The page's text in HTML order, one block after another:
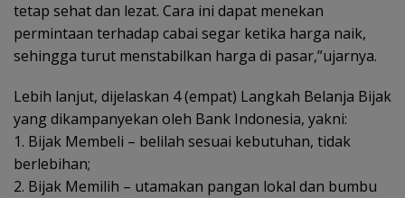
tetap sehat dan lezat. Cara ini dapat menekan
permintaan terhadap cabai segar ketika harga naik,
sehingga turut menstabilkan harga di pasar,”ujarnya.
Lebih lanjut, dijelaskan 4 (empat) Langkah Belanja Bijak
yang dikampanyekan oleh Bank Indonesia, yakni:
1. Bijak Membeli – belilah sesuai kebutuhan, tidak
berlebihan;
2. Bijak Memilih – utamakan pangan lokal dan bumbu